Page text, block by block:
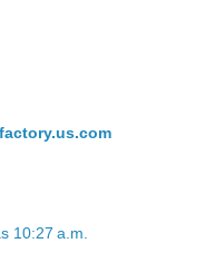
10:27 a.m.